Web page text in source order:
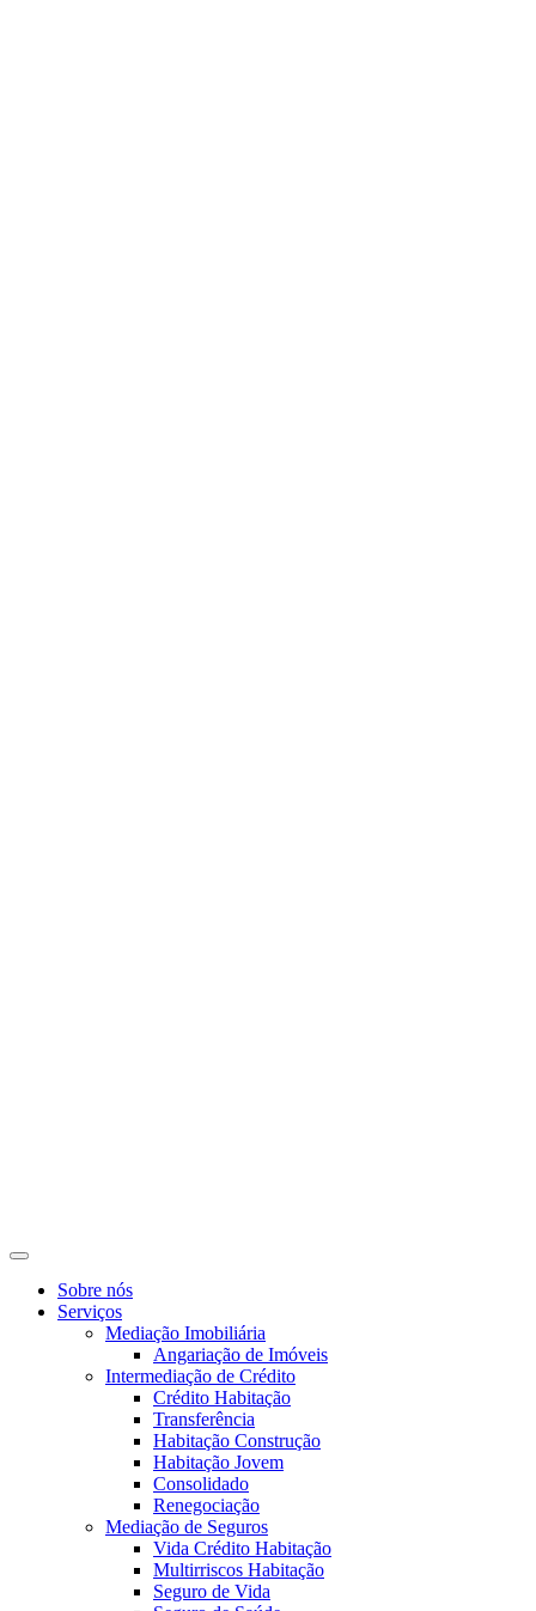
Sobre nós
Serviços
Mediação Imobiliária
Angariação de Imóveis
Intermediação de Crédito
Crédito Habitação
Transferência
Habitação Construção
Habitação Jovem
Consolidado
Renegociação
Mediação de Seguros
Vida Crédito Habitação
Multirriscos Habitação
Seguro de Vida